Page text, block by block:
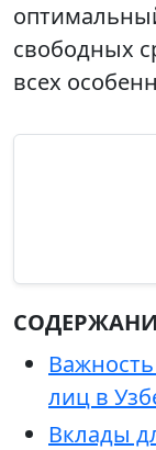
свободных
всех
лиц в
Вклады